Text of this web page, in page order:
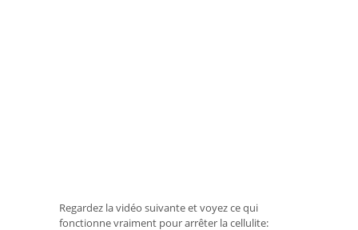
Regardez la vidéo suivante et voyez ce qui
fonctionne vraiment pour arrêter la cellulite: